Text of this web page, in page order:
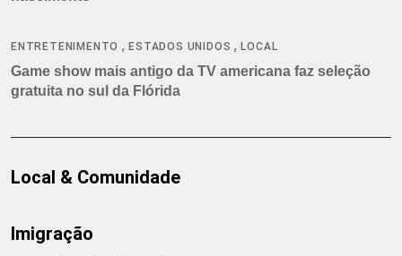
ENTRETENIMENTO ,ESTADOS UNIDOS ,LOCAL
Game show mais antigo da TV americana faz seleção
gratuita no sul da Flórida
Local & Comunidade
Imigração